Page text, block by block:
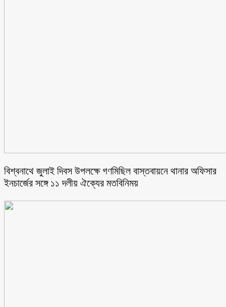
বিশ্বনাথে জুলাই দিবস উপলক্ষে গণমিছিল বাস্তবায়নে থানার অফিসার
ইনচার্জের সঙ্গে ১১ দলীয় ঐক্যের মতবিনিময়